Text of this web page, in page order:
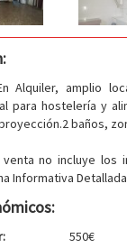
Alquiler, amplio
para hostelería y
baños,
no incluye los
Informativa
550€